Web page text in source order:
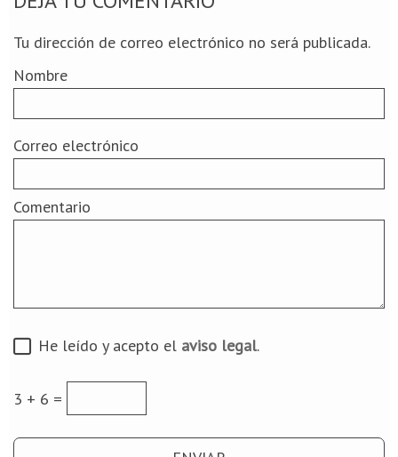
Tu dirección de correo electrónico no será publicada.
Nombre
Correo electrónico
Comentario
He leído y acepto el aviso legal.
3 + 6 =